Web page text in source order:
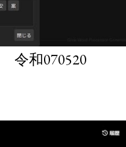
令和070520